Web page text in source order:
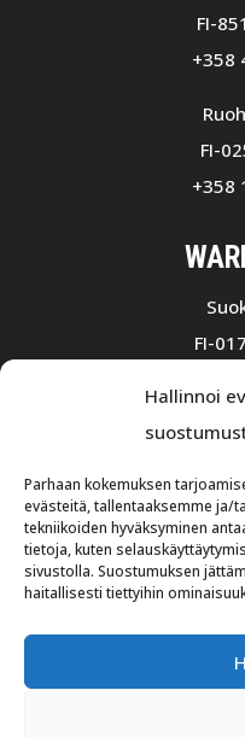
Hallinnoi
Parhaan kokemuksen
evästeitä, tallentaaksemme ja/
tekniikoiden hyväksyminen
tietoja, kuten
sivustolla. Suostumuksen
haitallisesti tiettyihin
FI-
+358
FI-
+358
FI-
FI-
+358
Opening
Aidia.